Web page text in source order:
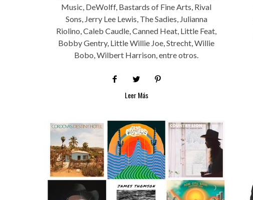
Music, DeWolff, Bastards of Fine Arts, Rival
Sons, Jerry Lee Lewis, The Sadies, Julianna
Riolino, Caleb Caudle, Canned Heat, Little Feat,
Bobby Gentry, Little Willie Joe, Strecht, Willie
Bobo, Wilbert Harrison, entre otros.
Leer Más